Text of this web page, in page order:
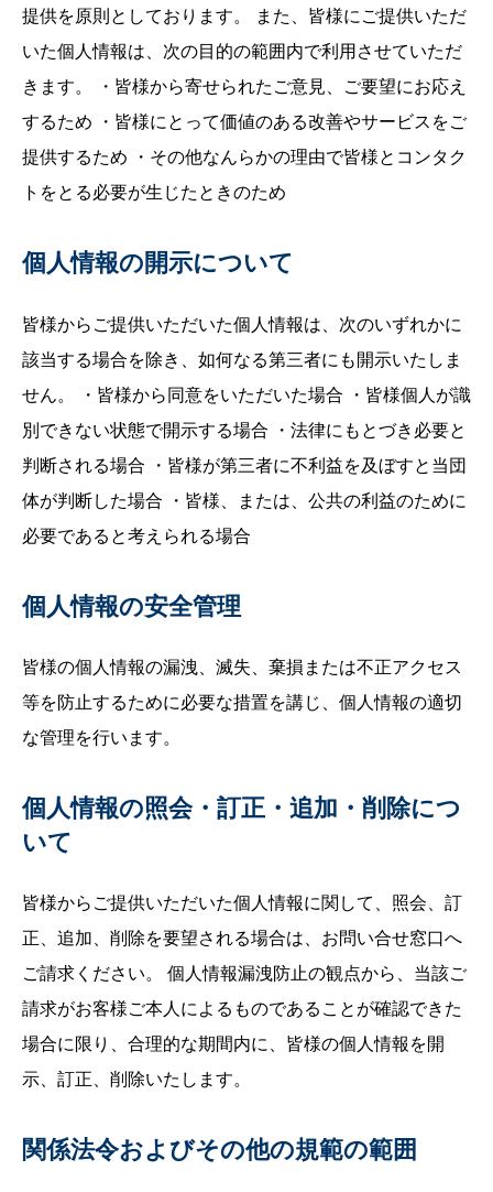
提供を原則としております。 また、皆様にご提供いただ
いた個人情報は、次の目的の範囲内で利用させていただ
きます。 ・皆様から寄せられたご意見、ご要望にお応え
するため ・皆様にとって価値のある改善やサービスをご
提供するため ・その他なんらかの理由で皆様とコンタク
トをとる必要が生じたときのため
個人情報の開示について
皆様からご提供いただいた個人情報は、次のいずれかに
該当する場合を除き、如何なる第三者にも開示いたしま
せん。 ・皆様から同意をいただいた場合 ・皆様個人が識
別できない状態で開示する場合 ・法律にもとづき必要と
判断される場合 ・皆様が第三者に不利益を及ぼすと当団
体が判断した場合 ・皆様、または、公共の利益のために
必要であると考えられる場合
個人情報の安全管理
皆様の個人情報の漏洩、滅失、棄損または不正アクセス
等を防止するために必要な措置を講じ、個人情報の適切
な管理を行います。
個人情報の照会・訂正・追加・削除につ
いて
皆様からご提供いただいた個人情報に関して、照会、訂
正、追加、削除を要望される場合は、お問い合せ窓口へ
ご請求ください。 個人情報漏洩防止の観点から、当該ご
請求がお客様ご本人によるものであることが確認できた
場合に限り、合理的な期間内に、皆様の個人情報を開
示、訂正、削除いたします。
関係法令およびその他の規範の範囲